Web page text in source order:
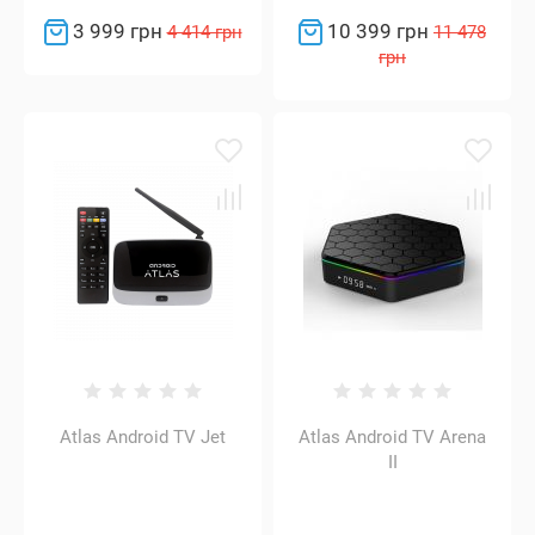
3 999 грн 4 414 грн 10 399 грн 11 478
грн
Atlas Android TV Jet
Atlas Android TV Arena
II